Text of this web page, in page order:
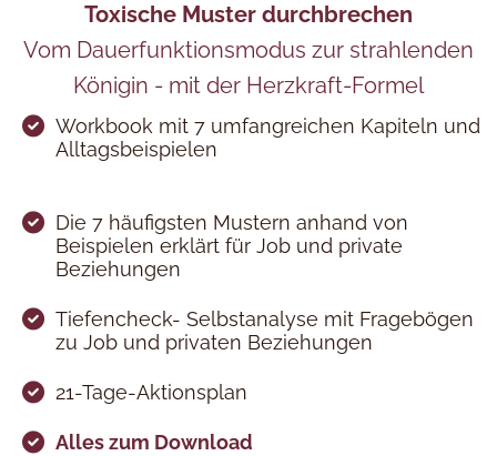
Toxische Muster durchbrechen
Vom Dauerfunktionsmodus zur strahlenden
Königin - mit der Herzkraft-Formel
Workbook mit 7 umfangreichen Kapiteln und
Alltagsbeispielen
Die 7 häufigsten Mustern anhand von
Beispielen erklärt für Job und private
Beziehungen
Tiefencheck- Selbstanalyse mit Fragebögen
zu Job und privaten Beziehungen
21-Tage-Aktionsplan
Alles zum Download